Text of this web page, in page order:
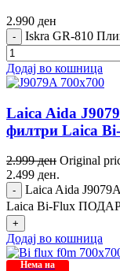
2.990 ден
Iskra GR-810
Додај во кошница
Laica Aida
филтри Laica
2.999ден Original
2.499 ден.
Laica Aida
Laica Bi-Flux
Додај во кошница
Нема на